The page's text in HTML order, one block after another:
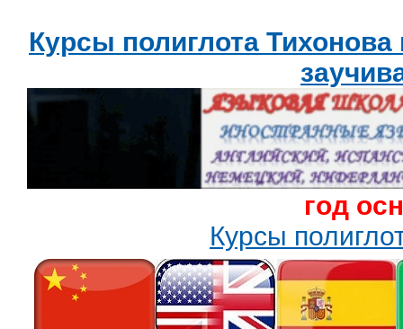
Курсы полиглота
год
Курсы